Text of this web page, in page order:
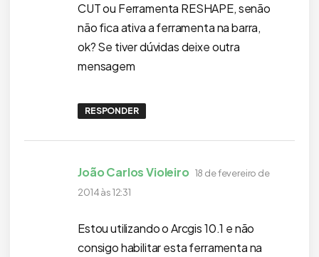
CUT ou Ferramenta RESHAPE, senão
não fica ativa a ferramenta na barra,
ok? Se tiver dúvidas deixe outra
mensagem
RESPONDER
João Carlos Violeiro disse:
18 de fevereiro de
2014 às 12:31
Estou utilizando o Arcgis 10.1 e não
consigo habilitar esta ferramenta na